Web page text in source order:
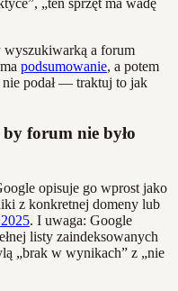
wyszukiwarką a forum
podsumowanie, a potem
nie podał — traktuj to jak
forum nie było
opisuje go wprost jako
z konkretnej domeny lub
. I uwaga: Google
listy zaindeksowanych
„brak w wynikach” z „nie